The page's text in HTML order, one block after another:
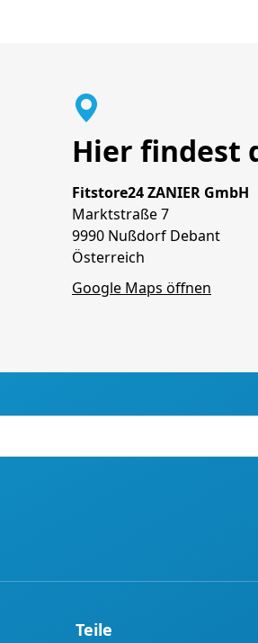
Hier findest
Fitstore24 ZANIER GmbH
Marktstraße 7
9990 Nußdorf Debant
Österreich
Google Maps öffnen
Teile